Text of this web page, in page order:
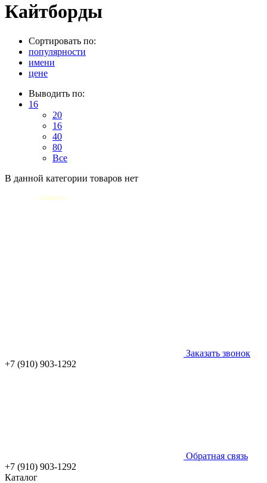
Кайтборды
Сортировать по:
популярности
имени
цене
Выводить по:
16
20
16
40
80
Все
В данной категории товаров нет
Заказать звонок
+7 (910) 903-1292
Обратная связь
+7 (910) 903-1292
Каталог